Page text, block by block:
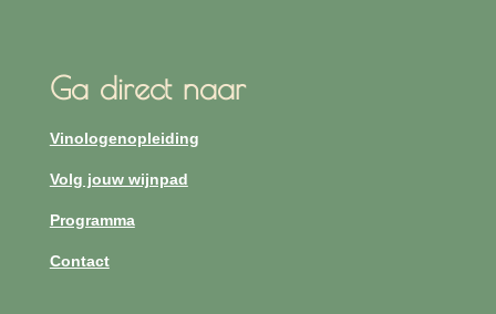
Ga direct naar
Vinologenopleiding
Volg jouw wijnpad
Programma
Contact